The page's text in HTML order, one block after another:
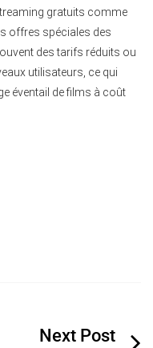
gratuits comme
offres spéciales des
des tarifs réduits ou
utilisateurs, ce qui
éventail de films à coût